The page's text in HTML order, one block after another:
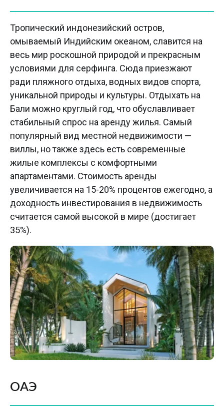
Тропический индонезийский остров,
омываемый Индийским океаном, славится на
весь мир роскошной природой и прекрасным
условиями для серфинга. Сюда приезжают
ради пляжного отдыха, водных видов спорта,
уникальной природы и культуры. Отдыхать на
Бали можно круглый год, что обуславливает
стабильный спрос на аренду жилья. Самый
популярный вид местной недвижимости —
виллы, но также здесь есть современные
жилые комплексы с комфортными
апартаментами. Стоимость аренды
увеличивается на 15-20% процентов ежегодно, а
доходность инвестирования в недвижимость
считается самой высокой в мире (достигает
35%).
ОАЭ